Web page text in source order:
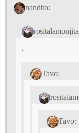
nandito:
.
Tavo:
Tavo: